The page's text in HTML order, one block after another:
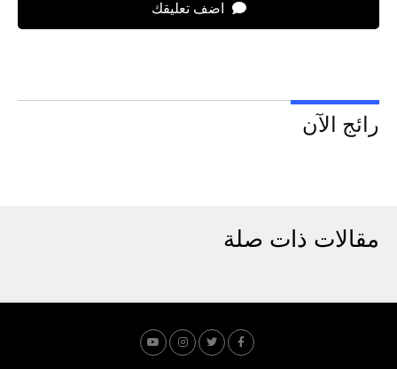
اضف تعليقك
رائج الآن
مقالات ذات صلة